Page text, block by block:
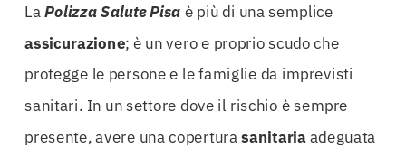
LaPolizza Salute Pisa è più di una semplice
assicurazione; è un vero e proprio scudo che
protegge le persone e le famiglie da imprevisti
sanitari. In un settore dove il rischio è sempre
presente, avere una coperturasanitariaadeguata